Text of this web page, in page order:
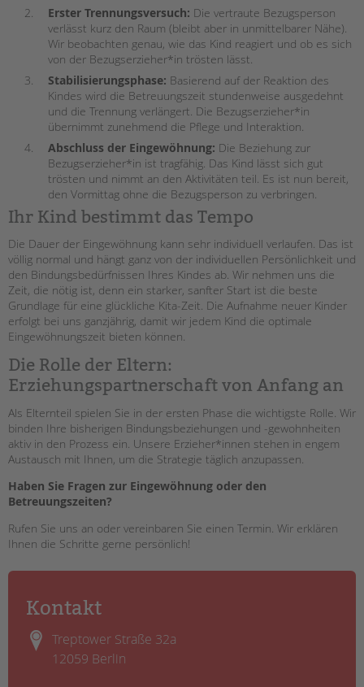
Erster Trennungsversuch: Die vertraute Bezugsperson
verlässt kurz den Raum (bleibt aber in unmittelbarer Nähe).
Wir beobachten genau, wie das Kind reagiert und ob es sich
von der Bezugserzieher*in trösten lässt.
Stabilisierungsphase: Basierend auf der Reaktion des
Kindes wird die Betreuungszeit stundenweise ausgedehnt
und die Trennung verlängert. Die Bezugserzieher*in
übernimmt zunehmend die Pflege und Interaktion.
Abschluss der Eingewöhnung: Die Beziehung zur
Bezugserzieher*in ist tragfähig. Das Kind lässt sich gut
trösten und nimmt an den Aktivitäten teil. Es ist nun bereit,
den Vormittag ohne die Bezugsperson zu verbringen.
Ihr Kind bestimmt das Tempo
Die Dauer der Eingewöhnung kann sehr individuell verlaufen. Das ist
völlig normal und hängt ganz von der individuellen Persönlichkeit und
den Bindungsbedürfnissen Ihres Kindes ab. Wir nehmen uns die
Zeit, die nötig ist, denn ein starker, sanfter Start ist die beste
Grundlage für eine glückliche Kita-Zeit. Die Aufnahme neuer Kinder
erfolgt bei uns ganzjährig, damit wir jedem Kind die optimale
Eingewöhnungszeit bieten können.
Die Rolle der Eltern:
Erziehungspartnerschaft von Anfang an
Als Elternteil spielen Sie in der ersten Phase die wichtigste Rolle. Wir
binden Ihre bisherigen Bindungsbeziehungen und -gewohnheiten
aktiv in den Prozess ein. Unsere Erzieher*innen stehen in engem
Austausch mit Ihnen, um die Strategie täglich anzupassen.
Haben Sie Fragen zur Eingewöhnung oder den
Betreuungszeiten?
Rufen Sie uns an oder vereinbaren Sie einen Termin. Wir erklären
Ihnen die Schritte gerne persönlich!
Kontakt
Treptower Straße 32a
12059 Berlin